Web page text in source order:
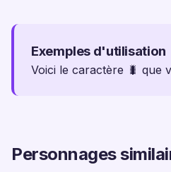
Exemples d'utilisation
Voici le caractère 🐛 que
Personnages